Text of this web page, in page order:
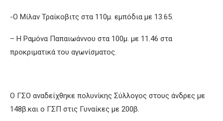
-Ο Μίλαν Τραίκοβιτς στα 110μ. εμπόδια με 13.65.
– Η Ραμόνα Παπαιωάννου στα 100μ. με 11.46 στα
προκριματικά του αγωνίσματος.
Ο ΓΣΟ αναδείχθηκε πολυνίκης Σύλλογος στους άνδρες με
148β.και ο ΓΣΠ στις Γυναίκες με 200β.